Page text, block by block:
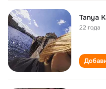
Tanya
22 года